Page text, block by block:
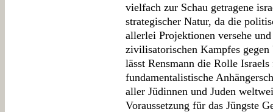
vielfach zur Schau getragene
strategischer Natur, da die
allerlei Projektionen versehe
zivilisatorischen Kampfes
lässt Rensmann die Rolle
fundamentalistische
aller Jüdinnen und Juden
Voraussetzung für das Jüngste